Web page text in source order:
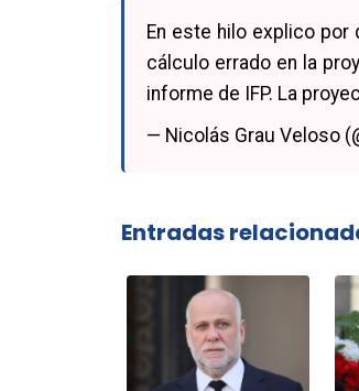
En este hilo explico por
cálculo errado en la
informe de IFP. La
— Nicolás Grau Veloso
Entradas